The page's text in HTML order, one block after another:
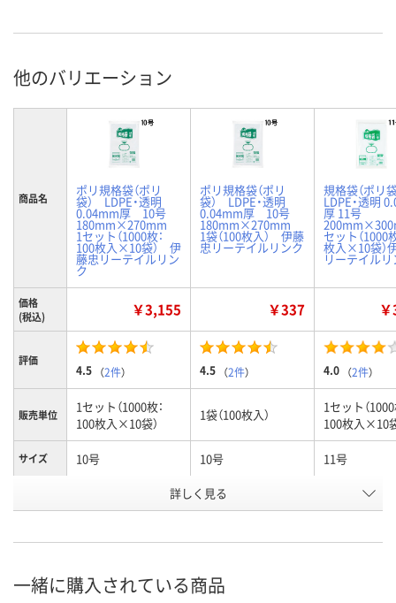
他のバリエーション
商品名 ポリ規格袋（ポリ
袋） LDPE・透明
0.04mm厚 10号
180mm×270mm
1セット（1000枚：
100枚入×10袋） 伊
藤忠リーテイルリン
ク
ポリ規格袋（ポリ
袋） LDPE・透明
0.04mm厚 10号
180mm×270mm
1袋（100枚入） 伊藤
忠リーテイルリンク
規格袋（ポリ袋
LDPE・透明
厚 11号
セット（1000
枚入×10袋）
リーテイルリ
価格
(税込)
￥3,155 ￥337
評価
4.5 （2件） 4.5 （2件） 4.0 （2件）
販売単位
1セット（1000枚：
100枚入×10袋）
1袋（100枚入）
1セット（1000
100枚入×10
サイズ 10号 10号 11号
3681121 3692662
お届け日
ご注文後、お届けに
ついてご連絡いたし
8月8日（土）
詳しく見る
一緒に購入されている商品